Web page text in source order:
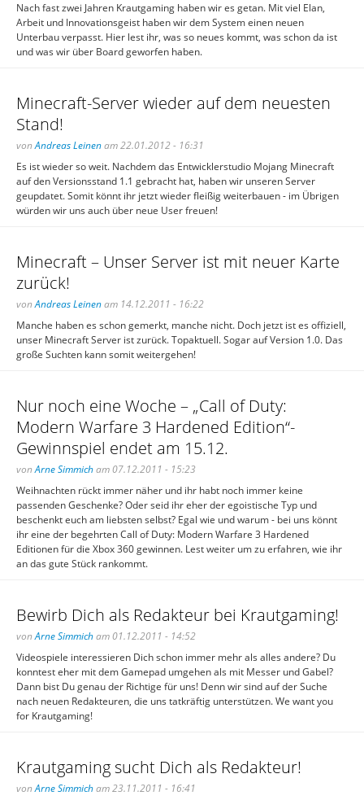
Nach fast zwei Jahren Krautgaming haben wir es getan. Mit viel Elan,
Arbeit und Innovationsgeist haben wir dem System einen neuen
Unterbau verpasst. Hier lest ihr, was so neues kommt, was schon da ist
und was wir über Board geworfen haben.
Minecraft-Server wieder auf dem neuesten
Stand!
vonAndreas Leinenam 22.01.2012 - 16:31
Es ist wieder so weit. Nachdem das Entwicklerstudio Mojang Minecraft
auf den Versionsstand 1.1 gebracht hat, haben wir unseren Server
geupdatet. Somit könnt ihr jetzt wieder fleißig weiterbauen - im Übrigen
würden wir uns auch über neue User freuen!
Minecraft – Unser Server ist mit neuer Karte
zurück!
vonAndreas Leinenam 14.12.2011 - 16:22
Manche haben es schon gemerkt, manche nicht. Doch jetzt ist es offiziell,
unser Minecraft Server ist zurück. Topaktuell. Sogar auf Version 1.0. Das
große Suchten kann somit weitergehen!
Nur noch eine Woche – „Call of Duty:
Modern Warfare 3 Hardened Edition“-
Gewinnspiel endet am 15.12.
vonArne Simmicham 07.12.2011 - 15:23
Weihnachten rückt immer näher und ihr habt noch immer keine
passenden Geschenke? Oder seid ihr eher der egoistische Typ und
beschenkt euch am liebsten selbst? Egal wie und warum - bei uns könnt
ihr eine der begehrten Call of Duty: Modern Warfare 3 Hardened
Editionen für die Xbox 360 gewinnen. Lest weiter um zu erfahren, wie ihr
an das gute Stück rankommt.
Bewirb Dich als Redakteur bei Krautgaming!
vonArne Simmicham 01.12.2011 - 14:52
Videospiele interessieren Dich schon immer mehr als alles andere? Du
konntest eher mit dem Gamepad umgehen als mit Messer und Gabel?
Dann bist Du genau der Richtige für uns! Denn wir sind auf der Suche
nach neuen Redakteuren, die uns tatkräftig unterstützen. We want you
for Krautgaming!
Krautgaming sucht Dich als Redakteur!
vonArne Simmicham 23.11.2011 - 16:41